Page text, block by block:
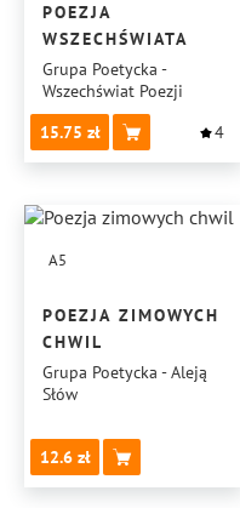
POEZJA
WSZECHŚWIATA
Grupa Poetycka -
Wszechświat Poezji
15.75
4
A5
POEZJA ZIMOWYCH
CHWIL
Grupa Poetycka - Aleją
Słów
12.6